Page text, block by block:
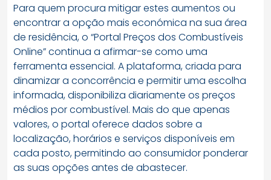
Para quem procura mitigar estes aumentos ou
encontrar a opção mais económica na sua área
de residência, o “Portal Preços dos Combustíveis
Online” continua a afirmar-se como uma
ferramenta essencial. A plataforma, criada para
dinamizar a concorrência e permitir uma escolha
informada, disponibiliza diariamente os preços
médios por combustível. Mais do que apenas
valores, o portal oferece dados sobre a
localização, horários e serviços disponíveis em
cada posto, permitindo ao consumidor ponderar
as suas opções antes de abastecer.